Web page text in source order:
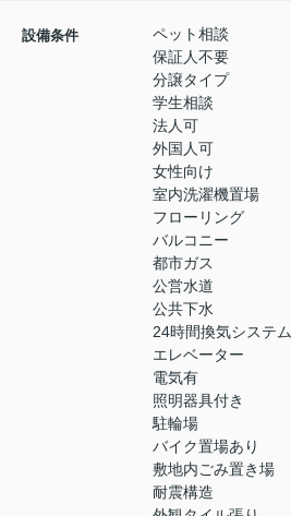
設備条件
ペット相談
保証人不要
分譲タイプ
学生相談
法人可
外国人可
女性向け
室内洗濯機置場
フローリング
バルコニー
都市ガス
公営水道
公共下水
24時間換気システム
エレベーター
電気有
照明器具付き
駐輪場
バイク置場あり
敷地内ごみ置き場
耐震構造